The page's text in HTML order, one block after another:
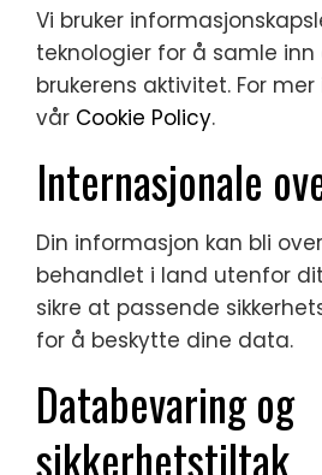
Vi bruker
teknologier for å samle
brukerens aktivitet. For
vår Cookie Policy.
Internasjonale
Din informasjon kan bli
behandlet i land utenfor
sikre at passende
for å beskytte dine data.
Databevaring og
sikkerhetstiltak